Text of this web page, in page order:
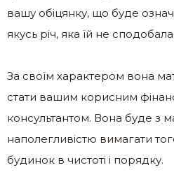
вашу обіцянку, що буде
якусь річ, яка їй не
За своїм характером вона
стати вашим корисним
консультантом. Вона буде з
наполегливістю вимагати
будинок в чистоті і порядку.